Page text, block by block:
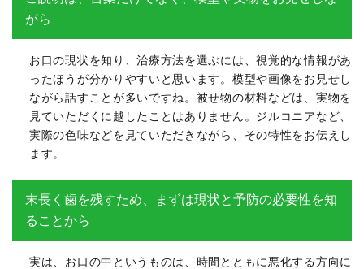
がら
お口の現状を知り、治療方法を選ぶには、視覚的な情報があ
ったほうが分かりやすいと思います。模型や画像をお見せし
ながら話すことが多いですね。被せ物の材料などは、実物を
見ていただくに越したことはありません。ジルコニアなど、
実際の色味などを見ていただきながら、その特性をお伝えし
ます。
末長く歯を残すため、まずは現状と予防の必要性を知
ることから
実は、お口の中というものは、時間とともに悪化する方向に